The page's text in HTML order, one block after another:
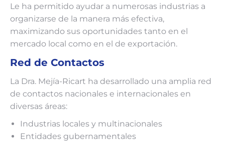
Le ha permitido ayudar a numerosas industrias a
organizarse de la manera más efectiva,
maximizando sus oportunidades tanto en el
mercado local como en el de exportación.
Red de Contactos
La Dra. Mejía-Ricart ha desarrollado una amplia red
de contactos nacionales e internacionales en
diversas áreas:
Industrias locales y multinacionales
Entidades gubernamentales